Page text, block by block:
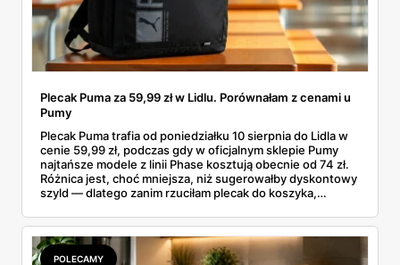
Plecak Puma za 59,99 zł w Lidlu. Porównałam z cenami u
Pumy
Plecak Puma trafia od poniedziałku 10 sierpnia do Lidla w
cenie 59,99 zł, podczas gdy w oficjalnym sklepie Pumy
najtańsze modele z linii Phase kosztują obecnie od 74 zł.
Różnica jest, choć mniejsza, niż sugerowałby dyskontowy
szyld — dlatego zanim rzuciłam plecak do koszyka,
rozpiska: co dokładnie sprzedaje Lidl, ile kosztują
odpowiedniki u producenta i komu ten zakup naprawdę
się opłaci.
POLECAMY